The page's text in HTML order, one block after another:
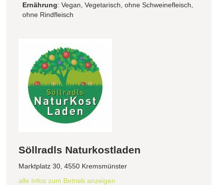
Ernährung: Vegan, Vegetarisch, ohne Schweinefleisch,
ohne Rindfleisch
Söllradls Naturkostladen
Marktplatz 30, 4550 Kremsmünster
alle Infos zum Betrieb anzeigen